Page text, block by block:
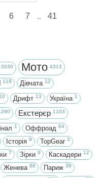
6 7 ... 41
2030 Мото 4313
118 Дівчата 12
Дрифт 13 Україна 1
Екстерєр 1103
1 Оффроад 64
Історія 9 TopGear 3
7 Зірки 9 Каскадери 12
Женева 88 Париж 38